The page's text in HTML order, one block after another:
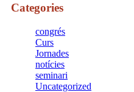
Categories
congrés
Curs
Jornades
notícies
seminari
Uncategorized